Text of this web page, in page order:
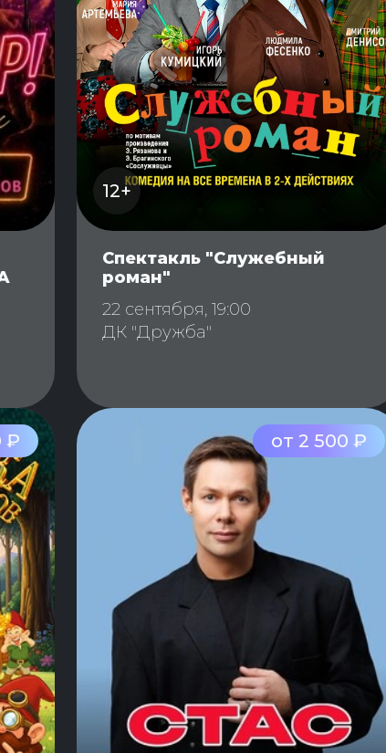
12+
Спектакль "Служебный
роман"
22 сентября, 19:00
ДК "Дружба"
₽ от 2 500 ₽